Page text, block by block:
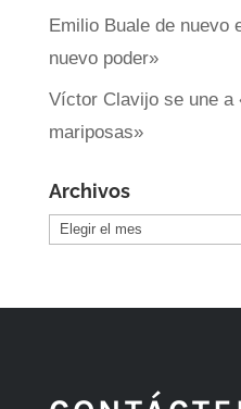
Emilio Buale de nuevo
nuevo poder»
Víctor Clavijo se une a
mariposas»
Archivos
Archivos